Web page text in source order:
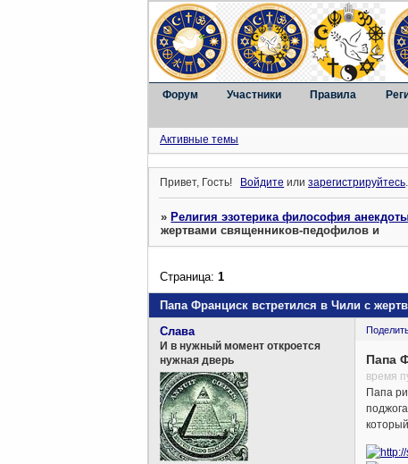
Форум Участники Правила
Активные темы
Привет, Гость! Войдите илизарегистрируйтесь.
»Религия эзотерика философия
жертвами священников-педофилов и
Папа Франциск встретился в Чили с
Страница:1
Слава
И в нужный момент откроется
нужная дверь
Папа
время
Папа